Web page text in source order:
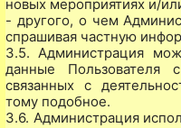
новых мероприятиях и/
- другого, о чем
спрашивая частную
3.5. Администрация
данные Пользователя
связанных с
тому подобное.
3.6. Администрация